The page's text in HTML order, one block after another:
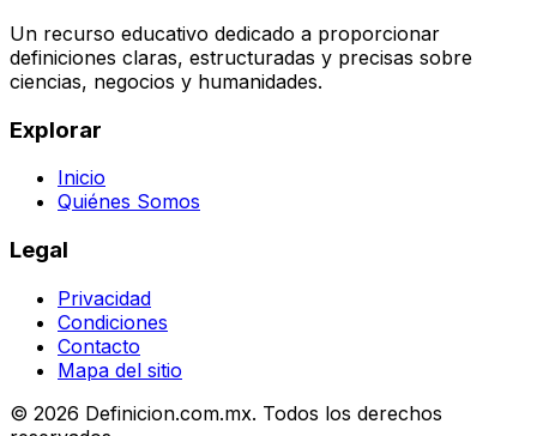
Un recurso educativo dedicado a proporcionar
definiciones claras, estructuradas y precisas sobre
ciencias, negocios y humanidades.
Explorar
Inicio
Quiénes Somos
Legal
Privacidad
Condiciones
Contacto
Mapa del sitio
© 2026 Definicion.com.mx. Todos los derechos